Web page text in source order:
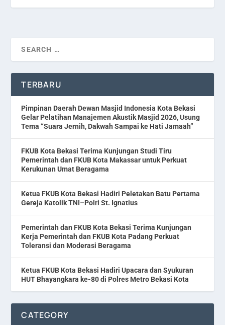
TERBARU
Pimpinan Daerah Dewan Masjid Indonesia Kota Bekasi
Gelar Pelatihan Manajemen Akustik Masjid 2026, Usung
Tema “Suara Jernih, Dakwah Sampai ke Hati Jamaah”
FKUB Kota Bekasi Terima Kunjungan Studi Tiru
Pemerintah dan FKUB Kota Makassar untuk Perkuat
Kerukunan Umat Beragama
Ketua FKUB Kota Bekasi Hadiri Peletakan Batu Pertama
Gereja Katolik TNI–Polri St. Ignatius
Pemerintah dan FKUB Kota Bekasi Terima Kunjungan
Kerja Pemerintah dan FKUB Kota Padang Perkuat
Toleransi dan Moderasi Beragama
Ketua FKUB Kota Bekasi Hadiri Upacara dan Syukuran
HUT Bhayangkara ke-80 di Polres Metro Bekasi Kota
CATEGORY